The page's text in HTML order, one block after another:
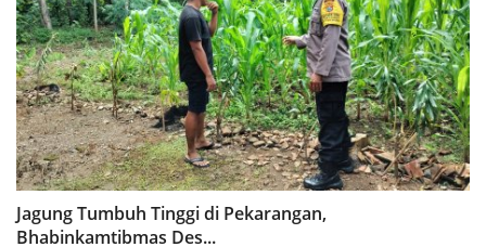
Jagung Tumbuh Tinggi di Pekarangan,
Bhabinkamtibmas Des...